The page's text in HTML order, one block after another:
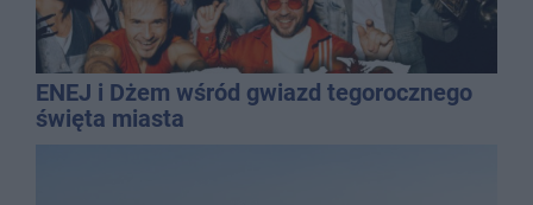
ENEJ i Dżem wśród gwiazd tegorocznego
święta miasta